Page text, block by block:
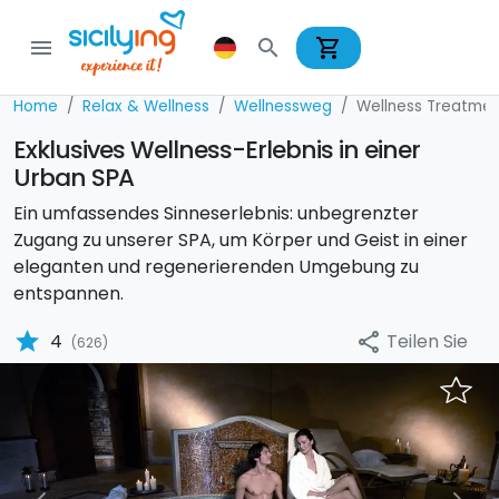
menu search shopping_cart
Home Relax & Wellness Wellnessweg Wellness
Exklusives Wellness-Erlebnis in einer
Urban SPA
Ein umfassendes Sinneserlebnis: unbegrenzter
Zugang zu unserer SPA, um Körper und Geist in einer
eleganten und regenerierenden Umgebung zu
entspannen.
star 4 (626) share Teilen Sie